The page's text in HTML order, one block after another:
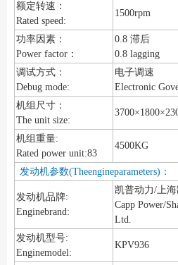
额定转速：
Rated speed:
1500rpm
功率因素：
Power factor：
0.8 滞后
0.8 lagging
调试方式：
Debug mode:
电子调速
Electronic
机组尺寸：
The unit size:
机组重量:
Rated power unit:83
4500KG
发动机参数(Theengineparameters)：
发动机品牌:
Enginebrand:
凯普动力/上
Capp Power/
Ltd.
发动机型号:
Enginemodel:
KPV936